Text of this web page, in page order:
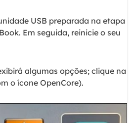
USB preparada na etapa
Em seguida, reinicie o seu
algumas opções; clique na
o ícone OpenCore).